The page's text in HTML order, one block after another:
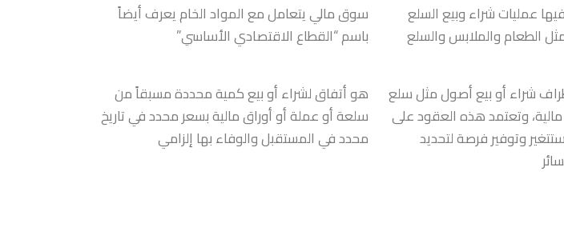
عمليات شراء وبيع السلع
الطعام والملابس والسلع
سوق مالي يتعامل مع المواد الخام يعرف أيضاً
باسم “القطاع الاقتصادي الأساسي”
شراء أو بيع أصول مثل سلع
وتعتمد هذه العقود على
وتوفير فرصة لتحديد
هو أتفاق لشراء أو بيع كمية محددة مسبقاً من
سلعة أو عملة أو أوراق مالية بسعر محدد في تاريخ
محدد في المستقبل والوفاء بها إلزامي